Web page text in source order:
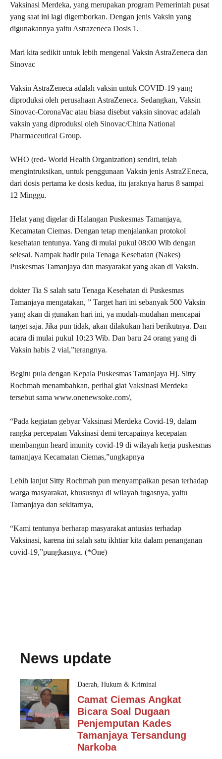
Vaksinasi Merdeka, yang merupakan program Pemerintah pusat
yang saat ini lagi digemborkan. Dengan jenis Vaksin yang
digunakannya yaitu Astrazeneca Dosis 1.
Mari kita sedikit untuk lebih mengenal Vaksin AstraZeneca dan
Sinovac
Vaksin AstraZeneca adalah vaksin untuk COVID-19 yang
diproduksi oleh perusahaan AstraZeneca. Sedangkan, Vaksin
Sinovac-CoronaVac atau biasa disebut vaksin sinovac adalah
vaksin yang diproduksi oleh Sinovac/China National
Pharmaceutical Group.
WHO (red- World Health Organization) sendiri, telah
mengintruksikan, untuk penggunaan Vaksin jenis AstraZEneca,
dari dosis pertama ke dosis kedua, itu jaraknya harus 8 sampai
12 Minggu.
Helat yang digelar di Halangan Puskesmas Tamanjaya,
Kecamatan Ciemas. Dengan tetap menjalankan protokol
kesehatan tentunya. Yang di mulai pukul 08:00 Wib dengan
selesai. Nampak hadir pula Tenaga Kesehatan (Nakes)
Puskesmas Tamanjaya dan masyarakat yang akan di Vaksin.
dokter Tia S salah satu Tenaga Kesehatan di Puskesmas
Tamanjaya mengatakan, ” Target hari ini sebanyak 500 Vaksin
yang akan di gunakan hari ini, ya mudah-mudahan mencapai
target saja. Jika pun tidak, akan dilakukan hari berikutnya. Dan
acara di mulai pukul 10:23 Wib. Dan baru 24 orang yang di
Vaksin habis 2 vial,”terangnya.
Begitu pula dengan Kepala Puskesmas Tamanjaya Hj. Sitty
Rochmah menambahkan, perihal giat Vaksinasi Merdeka
tersebut sama www.onenewsoke.com/,
“Pada kegiatan gebyar Vaksinasi Merdeka Covid-19, dalam
rangka percepatan Vaksinasi demi tercapainya kecepatan
membangun heard imunity covid-19 di wilayah kerja puskesmas
tamanjaya Kecamatan Ciemas,”ungkapnya
Lebih lanjut Sitty Rochmah pun menyampaikan pesan terhadap
warga masyarakat, khususnya di wilayah tugasnya, yaitu
Tamanjaya dan sekitarnya,
“Kami tentunya berharap masyarakat antusias terhadap
Vaksinasi, karena ini salah satu ikhtiar kita dalam penanganan
covid-19,”pungkasnya. (*One)
News update
Daerah, Hukum & Kriminal
Camat Ciemas Angkat
Bicara Soal Dugaan
Penjemputan Kades
Tamanjaya Tersandung
Narkoba